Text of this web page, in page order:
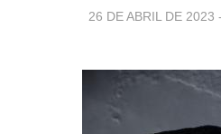
26 DE ABRIL DE 2023